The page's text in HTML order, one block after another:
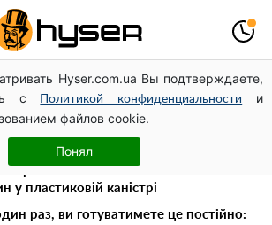
Hyser.com.ua Вы подтверждаете,
с
Политикой конфиденциальности
и
файлов cookie.
Понял
Трінчер блиснула "принадами":
ви ще не бачили
дій може оформити пільгу на
послуг: інструкція
у пластиковій каністрі
раз, ви готуватимете це постійно: